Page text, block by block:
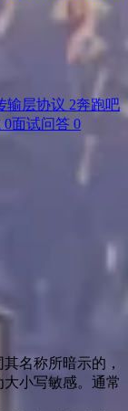
输层协议 2奔跑吧
0面试问答 0
名称所暗示的，
小写敏感。通常